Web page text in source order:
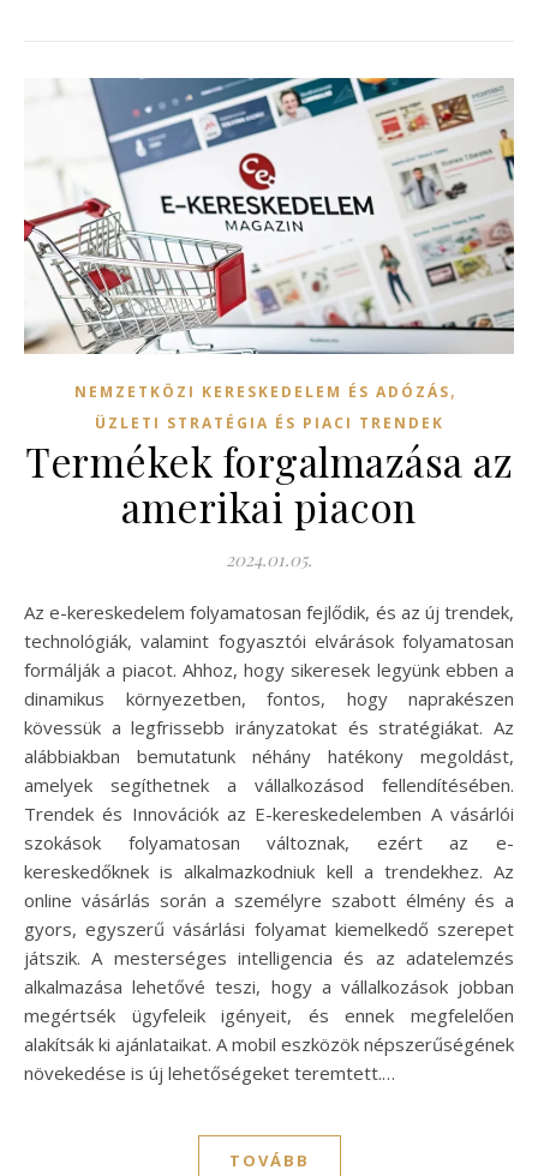
NEMZETKÖZI KERESKEDELEM ÉS ADÓZÁS,
ÜZLETI STRATÉGIA ÉS PIACI TRENDEK
Termékek forgalmazása az
amerikai piacon
2024.01.05.
Az e-kereskedelem folyamatosan fejlődik, és az új trendek,
technológiák, valamint fogyasztói elvárások folyamatosan
formálják a piacot. Ahhoz, hogy sikeresek legyünk ebben a
dinamikus környezetben, fontos, hogy naprakészen
kövessük a legfrissebb irányzatokat és stratégiákat. Az
alábbiakban bemutatunk néhány hatékony megoldást,
amelyek segíthetnek a vállalkozásod fellendítésében.
Trendek és Innovációk az E-kereskedelemben A vásárlói
szokások folyamatosan változnak, ezért az e-
kereskedőknek is alkalmazkodniuk kell a trendekhez. Az
online vásárlás során a személyre szabott élmény és a
gyors, egyszerű vásárlási folyamat kiemelkedő szerepet
játszik. A mesterséges intelligencia és az adatelemzés
alkalmazása lehetővé teszi, hogy a vállalkozások jobban
megértsék ügyfeleik igényeit, és ennek megfelelően
alakítsák ki ajánlataikat. A mobil eszközök népszerűségének
növekedése is új lehetőségeket teremtett.…
TOVÁBB